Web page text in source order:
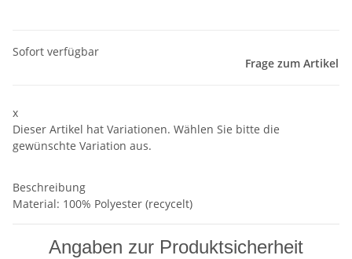
Sofort verfügbar
Frage zum Artikel
x
Dieser Artikel hat Variationen. Wählen Sie bitte die
gewünschte Variation aus.
Beschreibung
Material: 100% Polyester (recycelt)
Angaben zur Produktsicherheit